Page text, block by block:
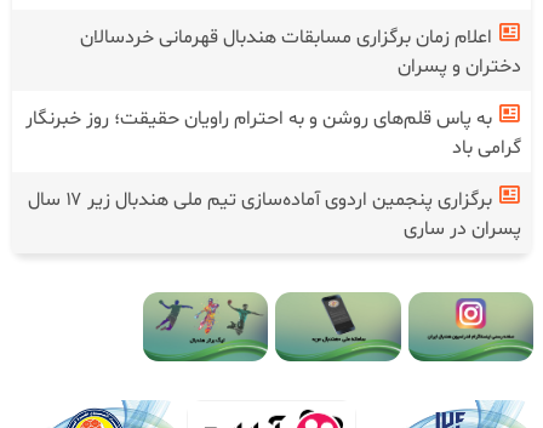
اعلام زمان برگزاری مسابقات هندبال قهرمانی خردسالان
دختران و پسران
به پاس قلم‌های روشن و به احترام راویان حقیقت؛ روز خبرنگار
گرامی باد
برگزاری پنجمین اردوی آماده‌سازی تیم ملی هندبال زیر ۱۷ سال
پسران در ساری